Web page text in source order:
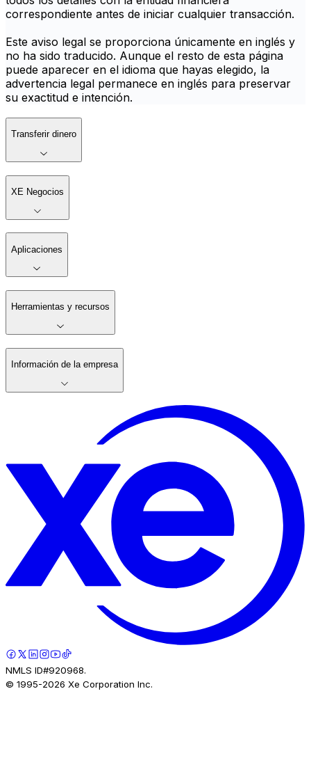
correspondiente antes de iniciar cualquier transacción.
Este aviso legal se proporciona únicamente en inglés y
no ha sido traducido. Aunque el resto de esta página
puede aparecer en el idioma que hayas elegido, la
advertencia legal permanece en inglés para preservar
su exactitud e intención.
Transferir dinero
XE Negocios
Aplicaciones
Herramientas y recursos
Información de la empresa
NMLS ID#920968.
© 1995-2026 Xe Corporation Inc.